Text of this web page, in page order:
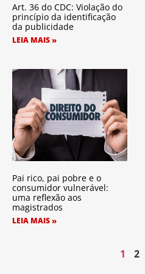
Art. 36 do CDC: Violação do
princípio da identificação
da publicidade
LEIA MAIS »
Pai rico, pai pobre e o
consumidor vulnerável:
uma reflexão aos
magistrados
LEIA MAIS »
1 2